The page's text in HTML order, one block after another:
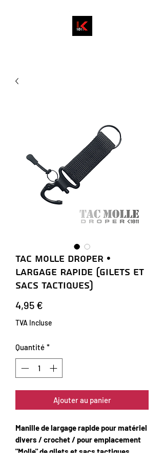
TAC Molle Droper •
Largage Rapide (Gilets et
Sacs Tactiques)
4,95 €
TVA Incluse
Quantité *
Ajouter au panier
Manille de largage rapide pour matériel
divers / crochet / pour emplacement
"Molle" de gilets et sacs tactiques